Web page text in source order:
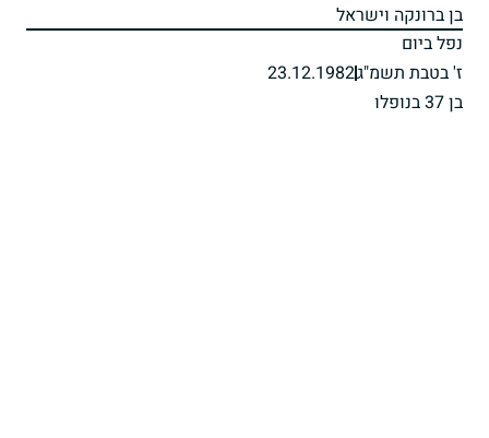
בן ברונקה וישראל
נפל ביום
ז' בטבת תשמ"ג23.12.1982
בן 37 בנופלו